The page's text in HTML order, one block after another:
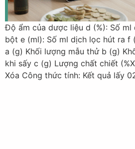
Độ ẩm của dược liệu d (%): Số ml
bột e (ml): Số ml dịch lọc hút ra f
a (g) Khối lượng mẫu thử b (g)
khi sấy c (g) Lượng chất chiết
Xóa Công thức tính: Kết quả lấy